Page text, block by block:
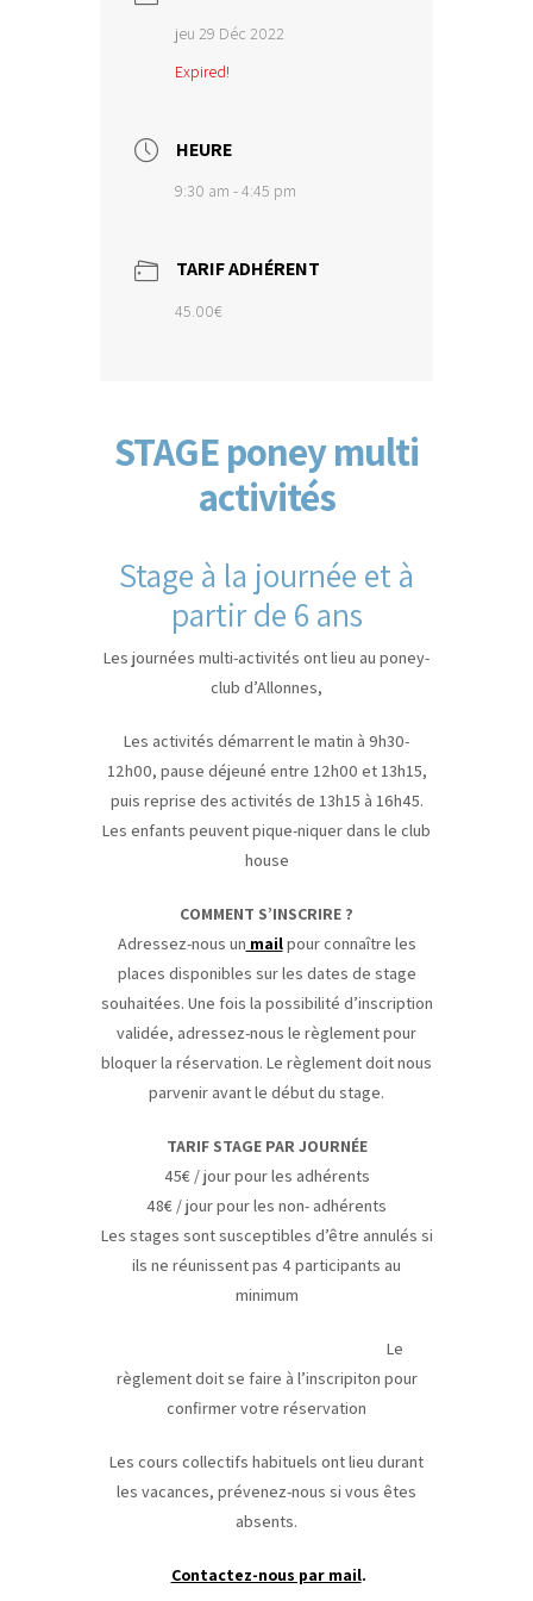
jeu 29 Déc 2022
Expired!
HEURE
9:30 am - 4:45 pm
TARIF ADHÉRENT
45.00€
STAGE poney multi
activités
Stage à la journée et à
partir de 6 ans
Les journées multi-activités ont lieu au poney-
club d’Allonnes,
Les activités démarrent le matin à 9h30-
12h00, pause déjeuné entre 12h00 et 13h15,
puis reprise des activités de 13h15 à 16h45.
Les enfants peuvent pique-niquer dans le club
house
COMMENT S’INSCRIRE ?
Adressez-nous un mailpour connaître les
places disponibles sur les dates de stage
souhaitées. Une fois la possibilité d’inscription
validée, adressez-nous le règlement pour
bloquer la réservation. Le règlement doit nous
parvenir avant le début du stage.
TARIF STAGE PAR JOURNÉE
45€ / jour pour les adhérents
48€ / jour pour les non- adhérents
Les stages sont susceptibles d’être annulés si
ils ne réunissent pas 4 participants au
minimum
Le
règlement doit se faire à l’inscripiton pour
confirmer votre réservation
Les cours collectifs habituels ont lieu durant
les vacances, prévenez-nous si vous êtes
absents.
Contactez-nous par mail.